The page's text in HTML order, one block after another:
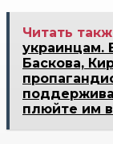
Читать
украинцам.
Баскова,
плюйте им